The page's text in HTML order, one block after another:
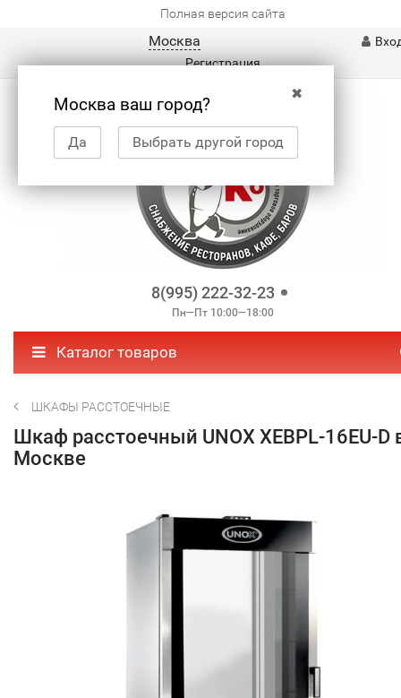
Полная версия сайта
Москва
✖
Москва ваш город?
Да Выбрать другой город
Регистрация
8(995) 222-32-23
Пн—Пт 10:00—18:00
Каталог товаров
ШКАФЫ РАССТОЕЧНЫЕ
Шкаф расстоечный UNOX XEBPL-16EU-D
Москве